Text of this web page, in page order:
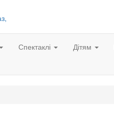
Спектаклі Дітям